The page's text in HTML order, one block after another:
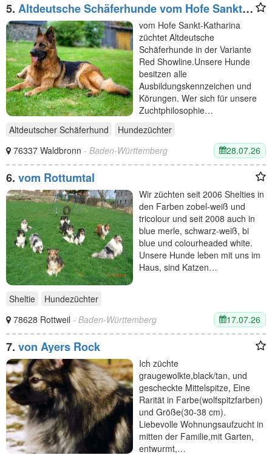
5. Altdeutsche Schäferhunde vom Hofe Sankt-
Katharina
vom Hofe Sankt-Katharina
züchtet Altdeutsche
Schäferhunde in der Variante
Red Showline.Unsere Hunde
besitzen alle
Ausbildungskennzeichen und
Körungen. Wer sich für unsere
Zuchtphilosophie…
Altdeutscher Schäferhund
Hundezüchter
76337 Waldbronn - Baden-Württemberg 28.07.26
6. vom Rottumtal
Wir züchten seit 2006 Shelties in
den Farben zobel-weiß und
tricolour und seit 2008 auch in
blue merle, schwarz-weiß, bi
blue und colourheaded white.
Unsere Hunde leben mit uns im
Haus, sind Katzen…
Sheltie
Hundezüchter
78628 Rottweil - Baden-Württemberg 17.07.26
7. von Ayers Rock
Ich züchte
graugewolkte,black/tan, und
gescheckte Mittelspitze, Eine
Rarität in Farbe(wolfspitzfarben)
und Größe(30-38 cm).
Liebevolle Wohnungsaufzucht in
mitten der Familie,mit Garten,
entwurmt,…